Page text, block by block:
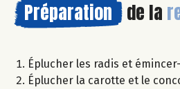
Préparation de la
Éplucher les radis et
Éplucher la carotte et le